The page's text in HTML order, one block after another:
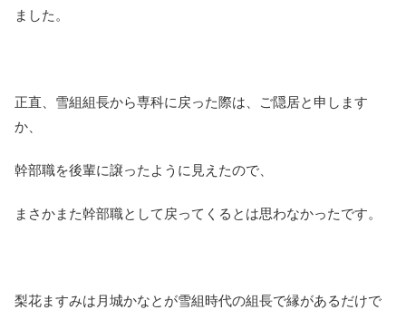
ました。
正直、雪組組長から専科に戻った際は、ご隠居と申します
か、
幹部職を後輩に譲ったように見えたので、
まさかまた幹部職として戻ってくるとは思わなかったです。
梨花ますみは月城かなとが雪組時代の組長で縁があるだけで